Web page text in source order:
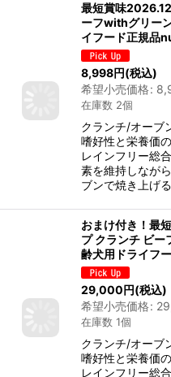
最短賞味
ーフwithグリー
イフード正規品
8,998円(税込)
希望小売価格:
在庫数 2個
クランチ/オーブ
嗜好性と栄養価
レインフリー総
素を維持しなが
ブンで焼き上げ
おまけ付き！最
プ クランチ ビ
齢犬用ドライフ
29,000円(税込)
希望小売価格:
在庫数 1個
クランチ/オーブ
嗜好性と栄養価
レインフリー総